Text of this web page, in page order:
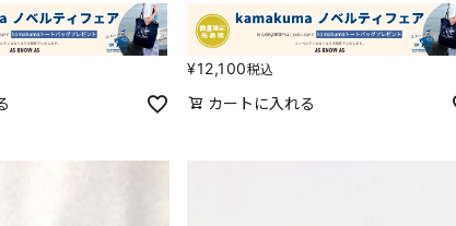
¥12,100税込
カートに入れる